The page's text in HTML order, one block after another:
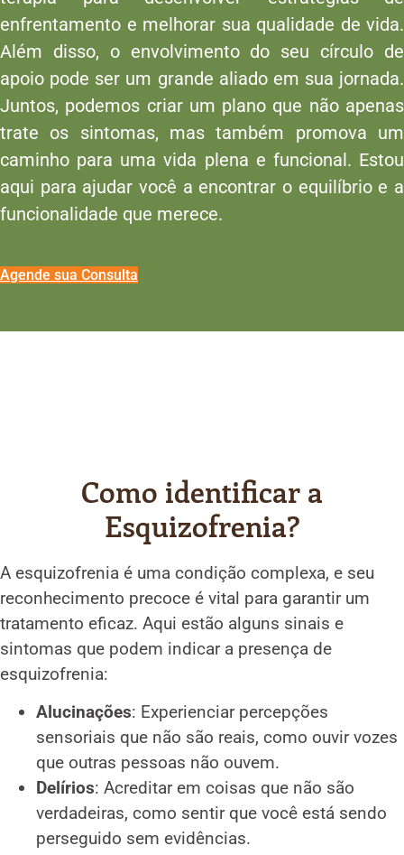
enfrentamento e melhorar sua qualidade de vida.
Além disso, o envolvimento do seu círculo de
apoio pode ser um grande aliado em sua jornada.
Juntos, podemos criar um plano que não apenas
trate os sintomas, mas também promova um
caminho para uma vida plena e funcional. Estou
aqui para ajudar você a encontrar o equilíbrio e a
funcionalidade que merece.
Agende sua Consulta
Como identificar a
Esquizofrenia?
A esquizofrenia é uma condição complexa, e seu
reconhecimento precoce é vital para garantir um
tratamento eficaz. Aqui estão alguns sinais e
sintomas que podem indicar a presença de
esquizofrenia:
Alucinações: Experienciar percepções
sensoriais que não são reais, como ouvir vozes
que outras pessoas não ouvem.
Delírios: Acreditar em coisas que não são
verdadeiras, como sentir que você está sendo
perseguido sem evidências.